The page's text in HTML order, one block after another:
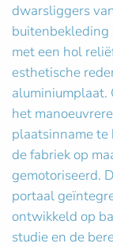
dwarsliggers
buitenbekleding
met een hol
esthetische
aluminiumplaat.
het
plaatsinname te
de fabriek op
gemotoriseerd.
portaal
ontwikkeld op
studie en de